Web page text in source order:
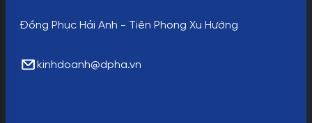
Đồng Phục Hải Anh - Tiên Phong Xu Hướng
kinhdoanh@dpha.vn